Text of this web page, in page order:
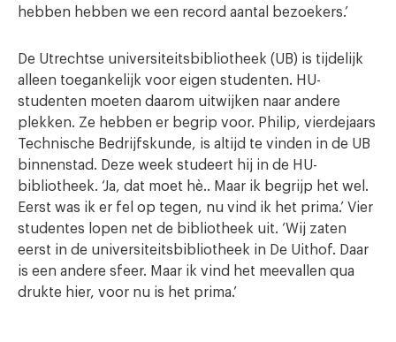
hebben hebben we een record aantal bezoekers.’
De Utrechtse universiteitsbibliotheek (UB) is tijdelijk
alleen toegankelijk voor eigen studenten. HU-
studenten moeten daarom uitwijken naar andere
plekken. Ze hebben er begrip voor. Philip, vierdejaars
Technische Bedrijfskunde, is altijd te vinden in de UB
binnenstad. Deze week studeert hij in de HU-
bibliotheek. ‘Ja, dat moet hè.. Maar ik begrijp het wel.
Eerst was ik er fel op tegen, nu vind ik het prima.’ Vier
studentes lopen net de bibliotheek uit. ‘Wij zaten
eerst in de universiteitsbibliotheek in De Uithof. Daar
is een andere sfeer. Maar ik vind het meevallen qua
drukte hier, voor nu is het prima.’